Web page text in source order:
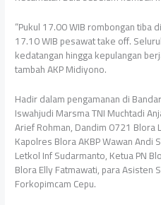
“Pukul 17.00 WIB rombongan tiba
17.10 WIB pesawat take off.
kedatangan hingga kepulangan
tambah AKP Midiyono.
Hadir dalam pengamanan di
Iswahjudi Marsma TNI Muchtadi
Arief Rohman, Dandim 0721 Blora
Kapolres Blora AKBP Wawan Andi
Letkol Inf Sudarmanto, Ketua PN
Blora Elly Fatmawati, para Asisten
Forkopimcam Cepu.